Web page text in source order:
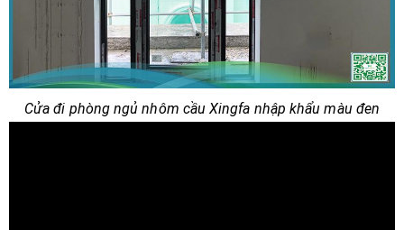
Cửa đi phòng ngủ nhôm cầu Xingfa nhập khẩu màu đen